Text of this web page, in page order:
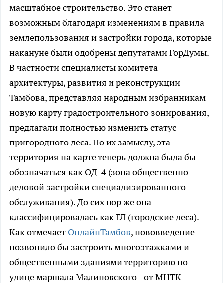
масштабное строительство. Это станет
возможным благодаря изменениям в правила
землепользования и застройки города, которые
накануне были одобрены депутатами ГорДумы.
В частности специалисты комитета
архитектуры, развития и реконструкции
Тамбова, представляя народным избранникам
новую карту градостроительного зонирования,
предлагали полностью изменить статус
пригородного леса. По их замыслу, эта
территория на карте теперь должна была бы
обозначаться как ОД-4 (зона общественно-
деловой застройки специализированного
обслуживания). До сих пор же она
классифицировалась как ГЛ (городские леса).
Как отмечает ОнлайнТамбов, нововведение
позвонило бы застроить многоэтажками и
общественными зданиями территорию по
улице маршала Малиновского - от МНТК